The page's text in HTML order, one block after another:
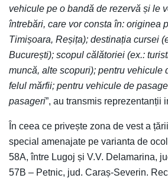
vehicule pe o bandă de rezervă și le
întrebări, care vor consta în: originea
Timișoara, Reșița); destinația cursei
București); scopul călătoriei (ex.:
muncă, alte scopuri); pentru vehicule
felul mărfii; pentru vehicule de
pasageri”, au transmis reprezentanții
În ceea ce privește zona de vest a
special amenajate pe varianta de
58A, între Lugoj și V.V. Delamarina,
57B – Petnic, jud. Caraș-Severin.